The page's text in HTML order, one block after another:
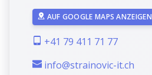
AUF GOOGLE MAPS ANZEIGEN
+41 79 411 71 77
info@strainovic-it.ch